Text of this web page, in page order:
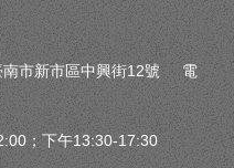
南市新市區中興街12號 電
；下午13:30-17:30